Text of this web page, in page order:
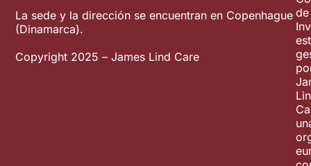
La sede y la dirección se encuentran en Copenhague
(Dinamarca).
Copyright 2025 – James Lind Care
de